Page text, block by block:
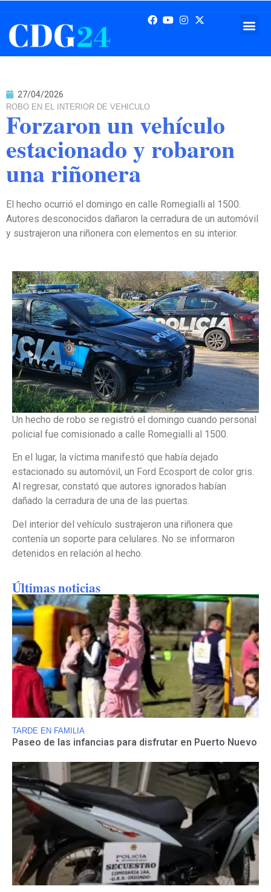
27/04/2026
ROBO EN EL INTERIOR DE VEHICULO
Forzaron un vehículo
estacionado y robaron
una riñonera
El hecho ocurrió el domingo en calle Romegialli al 1500.
Autores desconocidos dañaron la cerradura de un automóvil
y sustrajeron una riñonera con elementos en su interior.
Un hecho de robo se registró el domingo cuando personal
policial fue comisionado a calle Romegialli al 1500.
En el lugar, la víctima manifestó que había dejado
estacionado su automóvil, un Ford Ecosport de color gris.
Al regresar, constató que autores ignorados habían
dañado la cerradura de una de las puertas.
Del interior del vehículo sustrajeron una riñonera que
contenía un soporte para celulares. No se informaron
detenidos en relación al hecho.
Últimas noticias
TARDE EN FAMILIA
Paseo de las infancias para disfrutar en Puerto Nuevo